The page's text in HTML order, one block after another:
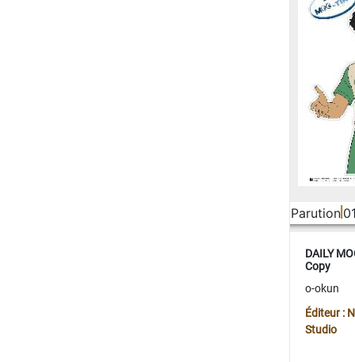
Parution
DAILY
Copy
o-okun
Éditeur :
Studio